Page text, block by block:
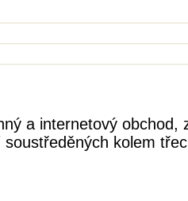
a internetový obchod,
kolem